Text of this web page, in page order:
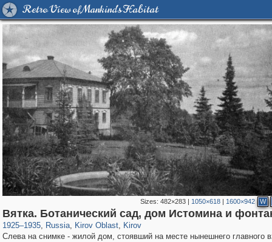
Retro View of Mankind's Habitat
Sizes:482×283 | 1050×618 | 1600×942 W
Вятка. Ботанический сад, дом Истомина и
1925–1935, Russia
1,406,255 29,243
, Kirov Oblast
14,648 467
, Kirov
10,917 400
Слева на снимке - жилой дом, стоявший на месте нынешнего главного